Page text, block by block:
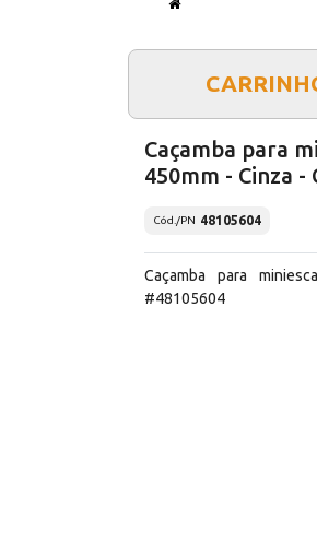
Caçamba para
450mm - Cinza -
Cód./PN 48105604
Caçamba para
#48105604